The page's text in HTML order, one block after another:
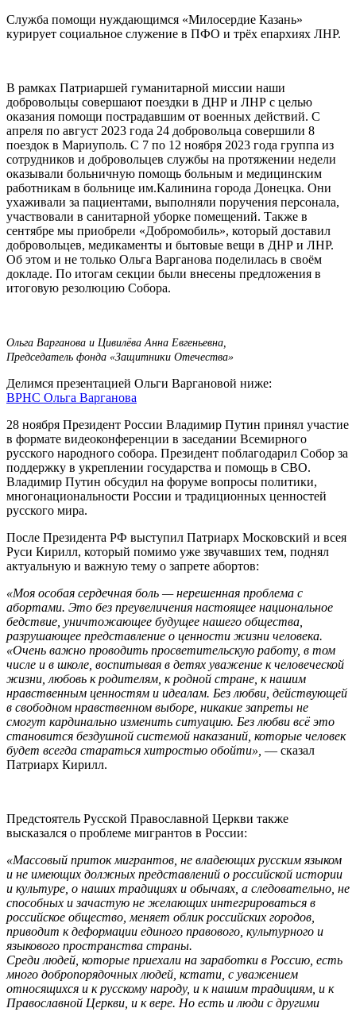
Служба помощи нуждающимся «Милосердие Казань»
курирует социальное служение в ПФО и трёх епархиях ЛНР.
В рамках Патриаршей гуманитарной миссии наши
добровольцы совершают поездки в ДНР и ЛНР с целью
оказания помощи пострадавшим от военных действий. С
апреля по август 2023 года 24 добровольца совершили 8
поездок в Мариуполь. С 7 по 12 ноября 2023 года группа из
сотрудников и добровольцев службы на протяжении недели
оказывали больничную помощь больным и медицинским
работникам в больнице им.Калинина города Донецка. Они
ухаживали за пациентами, выполняли поручения персонала,
участвовали в санитарной уборке помещений. Также в
сентябре мы приобрели «Добромобиль», который доставил
добровольцев, медикаменты и бытовые вещи в ДНР и ЛНР.
Об этом и не только Ольга Варганова поделилась в своём
докладе. По итогам секции были внесены предложения в
итоговую резолюцию Собора.
Ольга Варганова и Цивилёва Анна Евгеньевна,
Председатель фонда «Защитники Отечества»
Делимся презентацией Ольги Варгановой ниже:
ВРНС Ольга Варганова
28 ноября Президент России Владимир Путин принял участие
в формате видеоконференции в заседании Всемирного
русского народного собора. Президент поблагодарил Собор за
поддержку в укреплении государства и помощь в СВО.
Владимир Путин обсудил на форуме вопросы политики,
многонациональности России и традиционных ценностей
русского мира.
После Президента РФ выступил Патриарх Московский и всея
Руси Кирилл, который помимо уже звучавших тем, поднял
актуальную и важную тему о запрете абортов:
«Моя особая сердечная боль — нерешенная проблема с
абортами. Это без преувеличения настоящее национальное
бедствие, уничтожающее будущее нашего общества,
разрушающее представление о ценности жизни человека.
«Очень важно проводить просветительскую работу, в том
числе и в школе, воспитывая в детях уважение к человеческой
жизни, любовь к родителям, к родной стране, к нашим
нравственным ценностям и идеалам. Без любви, действующей
в свободном нравственном выборе, никакие запреты не
смогут кардинально изменить ситуацию. Без любви всё это
становится бездушной системой наказаний, которые человек
будет всегда стараться хитростью обойти», — сказал
Патриарх Кирилл.
Предстоятель Русской Православной Церкви также
высказался о проблеме мигрантов в России:
«Массовый приток мигрантов, не владеющих русским языком
и не имеющих должных представлений о российской истории
и культуре, о наших традициях и обычаях, а следовательно, не
способных и зачастую не желающих интегрироваться в
российское общество, меняет облик российских городов,
приводит к деформации единого правового, культурного и
языкового пространства страны.
Среди людей, которые приехали на заработки в Россию, есть
много добропорядочных людей, кстати, с уважением
относящихся и к русскому народу, и к нашим традициям, и к
Православной Церкви, и к вере. Но есть и люди с другими